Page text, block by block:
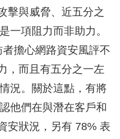
擊與威脅、近五分之
一項阻力而非助力。
擔心網路資安風評不
， 而且有五分之一左
況。關於這點，有將
他們在與潛在客戶和
安狀況，另有 78% 表